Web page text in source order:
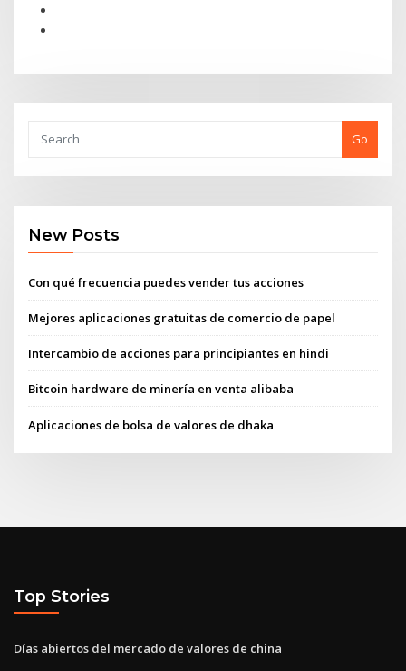
Go
New Posts
Con qué frecuencia puedes vender tus acciones
Mejores aplicaciones gratuitas de comercio de papel
Intercambio de acciones para principiantes en hindi
Bitcoin hardware de minería en venta alibaba
Aplicaciones de bolsa de valores de dhaka
Top Stories
Días abiertos del mercado de valores de china